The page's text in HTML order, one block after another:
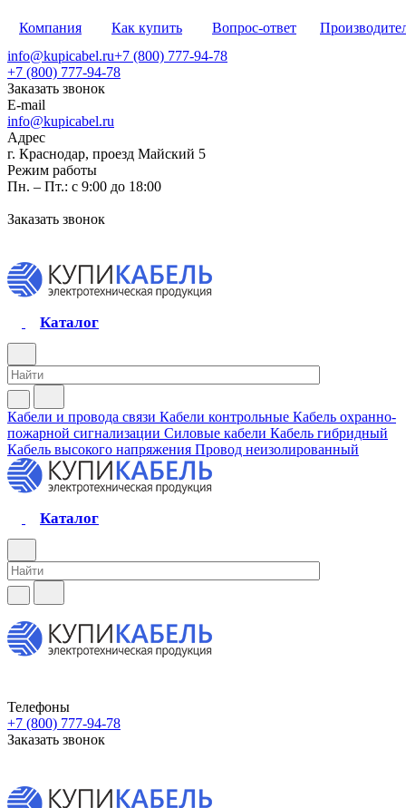
Компания Как купить Вопрос-ответ
info@kupicabel.ru+7 (800) 777-94-78
+7 (800) 777-94-78
Заказать звонок
E-mail
info@kupicabel.ru
Адрес
г. Краснодар, проезд Майский 5
Режим работы
Пн. – Пт.: с 9:00 до 18:00
Заказать звонок
Каталог
Кабели и провода связи Кабели контрольные Кабель охранно-
пожарной сигнализации Силовые кабели Кабель гибридный
Кабель высокого напряжения Провод неизолированный
Каталог
Телефоны
+7 (800) 777-94-78
Заказать звонок